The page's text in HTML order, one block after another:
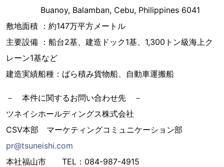
Buanoy, Balamban, Cebu, Philippines 6041
敷地面積 ：約147万平方メートル
主要設備 ：船台2基、建造ドック1基、1,300トン級海上ク
レーン1基など
建造実績船種：ばら積み貨物船、自動車運搬船
－ 本件に関するお問い合わせ先 －
ツネイシホールディングス株式会社
CSV本部 マーケティングコミュニケーション部
pr@tsuneishi.com
本社福山市 TEL：084-987-4915